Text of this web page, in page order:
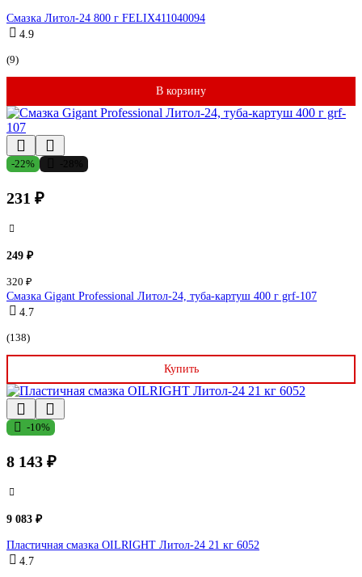
Смазка Литол-24 800 г FELIX411040094
4.9
(9)
В корзину
-22%
231 ₽
249 ₽
320 ₽
Смазка Gigant Professional Литол-24, туба-картуш 400 г grf-107
4.7
(138)
Купить
-10%
8 143 ₽
9 083 ₽
Пластичная смазка OILRIGHT Литол-24 21 кг 6052
4.7